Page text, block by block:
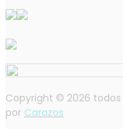
Copyright © 2026
por Carazos